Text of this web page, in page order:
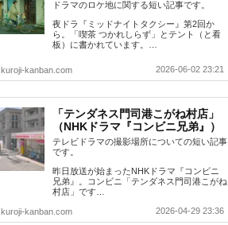
ドラマのロケ地に関する短い記事です。
夜ドラ『ミッドナイトタクシー』第2回か
ら。「喫茶 つかれしらず」とテント（と看
板）に書かれています。…
kanban.com 2026-06-02 23:21
「テンダネス門司港こがね村店」
（NHKドラマ『コンビニ兄弟』）
テレビドラマの撮影場所についての短い記事
です。
昨日放送が始まったNHKドラマ『コンビニ
兄弟』。コンビニ「テンダネス門司港こがね
村店」です…
kanban.com 2026-04-29 23:36